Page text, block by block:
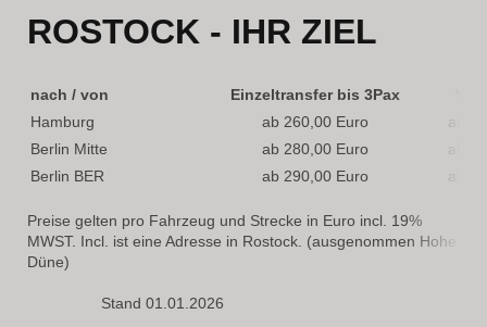
ROSTOCK - IHR ZIEL
nach / von Einzeltransfer bis 3Pax
Hamburg
ab 260,00 Euro
ab
Berlin Mitte
ab 280,00 Euro
ab
Berlin BER
ab 290,00 Euro ab
Preise gelten pro Fahrzeug und Strecke in Euro incl. 19%
MWST. Incl. ist eine Adresse in Rostock. (ausgenommen Hohe
Düne)
Stand 01.01.2026